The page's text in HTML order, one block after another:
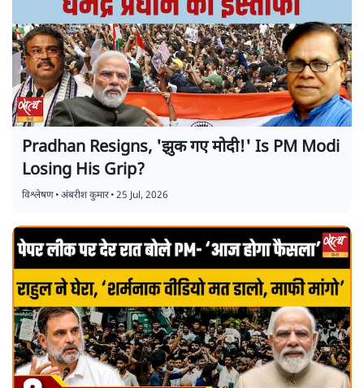
Pradhan Resigns, 'झुक गए मोदी!' Is PM Modi
Losing His Grip?
विश्लेषण•अंबरीश कुमार•25 Jul, 2026